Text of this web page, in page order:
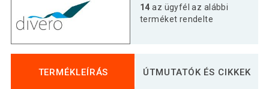
14 az ügyfél az alábbi
terméket rendelte
TERMÉKLEÍRÁS ÚTMUTATÓK ÉS CIKKEK